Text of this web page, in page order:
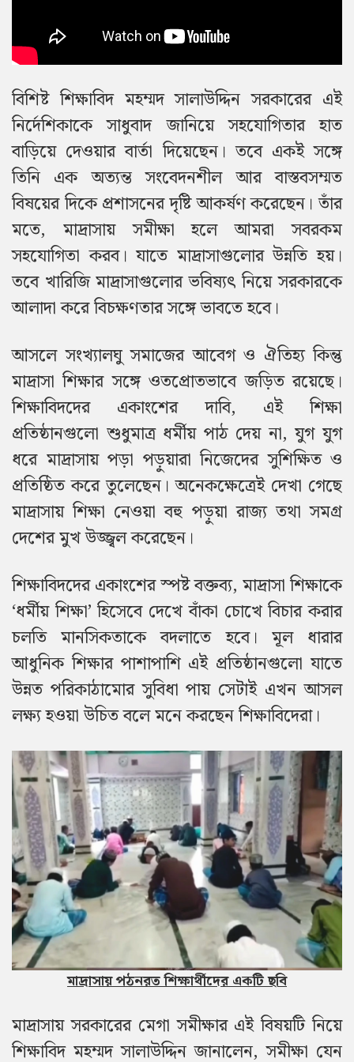
বিশিষ্ট শিক্ষাবিদ মহম্মদ সালাউদ্দিন সরকারের এই
নির্দেশিকাকে সাধুবাদ জানিয়ে সহযোগিতার হাত
বাড়িয়ে দেওয়ার বার্তা দিয়েছেন। তবে একই সঙ্গে
তিনি এক অত্যন্ত সংবেদনশীল আর বাস্তবসম্মত
বিষয়ের দিকে প্রশাসনের দৃষ্টি আকর্ষণ করেছেন। তাঁর
মতে, মাদ্রাসায় সমীক্ষা হলে আমরা সবরকম
সহযোগিতা করব। যাতে মাদ্রাসাগুলোর উন্নতি হয়।
তবে খারিজি মাদ্রাসাগুলোর ভবিষ্যৎ নিয়ে সরকারকে
আলাদা করে বিচক্ষণতার সঙ্গে ভাবতে হবে।
আসলে সংখ্যালঘু সমাজের আবেগ ও ঐতিহ্য কিন্তু
মাদ্রাসা শিক্ষার সঙ্গে ওতপ্রোতভাবে জড়িত রয়েছে।
শিক্ষাবিদদের একাংশের দাবি, এই শিক্ষা
প্রতিষ্ঠানগুলো শুধুমাত্র ধর্মীয় পাঠ দেয় না, যুগ যুগ
ধরে মাদ্রাসায় পড়া পড়ুয়ারা নিজেদের সুশিক্ষিত ও
প্রতিষ্ঠিত করে তুলেছেন। অনেকক্ষেত্রেই দেখা গেছে
মাদ্রাসায় শিক্ষা নেওয়া বহু পড়ুয়া রাজ্য তথা সমগ্র
দেশের মুখ উজ্জ্বল করেছেন।
শিক্ষাবিদদের একাংশের স্পষ্ট বক্তব্য, মাদ্রাসা শিক্ষাকে
‘ধর্মীয় শিক্ষা’ হিসেবে দেখে বাঁকা চোখে বিচার করার
চলতি মানসিকতাকে বদলাতে হবে। মূল ধারার
আধুনিক শিক্ষার পাশাপাশি এই প্রতিষ্ঠানগুলো যাতে
উন্নত পরিকাঠামোর সুবিধা পায় সেটাই এখন আসল
লক্ষ্য হওয়া উচিত বলে মনে করছেন শিক্ষাবিদেরা।
মাদ্রাসায় পঠনরত শিক্ষার্থীদের একটি ছবি
মাদ্রাসায় সরকারের মেগা সমীক্ষার এই বিষয়টি নিয়ে
শিক্ষাবিদ মহম্মদ সালাউদ্দিন জানালেন, সমীক্ষা যেন